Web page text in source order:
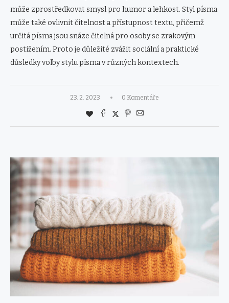
může zprostředkovat smysl pro humor a lehkost. Styl písma
může také ovlivnit čitelnost a přístupnost textu, přičemž
určitá písma jsou snáze čitelná pro osoby se zrakovým
postižením. Proto je důležité zvážit sociální a praktické
důsledky volby stylu písma v různých kontextech.
23. 2. 2023 0 Komentáře